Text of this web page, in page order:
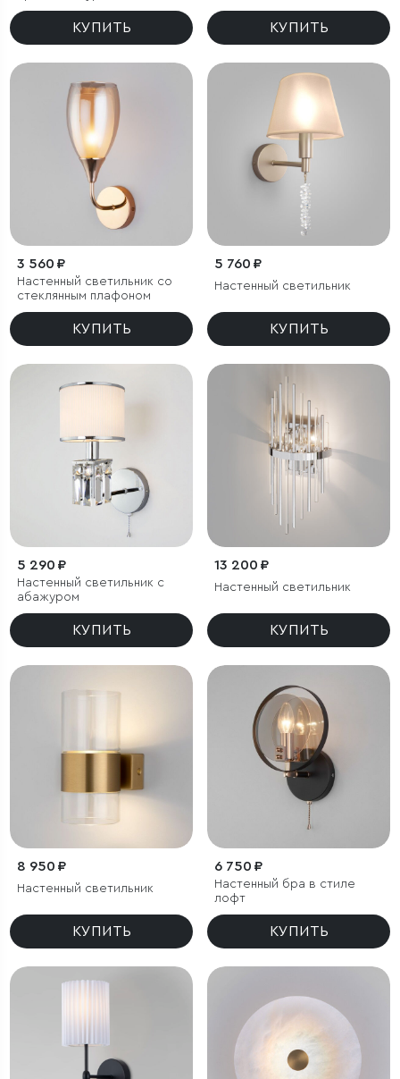
КУПИТЬ КУПИТЬ
3 560 ₽
Настенный светильник со
стеклянным плафоном
КУПИТЬ
5 760 ₽
Настенный светильник
КУПИТЬ
5 290 ₽
Настенный светильник с
абажуром
КУПИТЬ
13 200 ₽
Настенный светильник
КУПИТЬ
8 950 ₽
Настенный светильник
КУПИТЬ
6 750 ₽
Настенный бра в стиле
лофт
КУПИТЬ